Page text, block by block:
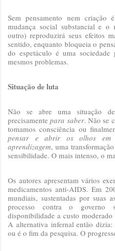
Sem pensamento nem criação
mudança social substancial e
outro) reproduzirá seus efeitos
sentido, enquanto bloqueia o
do espetáculo é uma
mesmos problemas.
Situação de luta
Não se abre uma situação
precisamentepara saber. Não se
tomamos consciência ou
pensar e abrir os olhos em
aprendizagem, uma
sensibilidade. O mais intenso, o
Os autores apresentam vários
medicamentos anti-AIDS. Em
mundiais, sustentadas por suas
processo contra o governo
disponibilidade a custo
A alternativa infernal então
ou é o fim da pesquisa. O